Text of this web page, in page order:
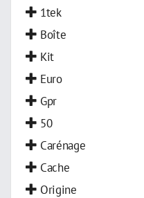
1tek
Boîte
Kit
Euro
Gpr
50
Carénage
Cache
Origine